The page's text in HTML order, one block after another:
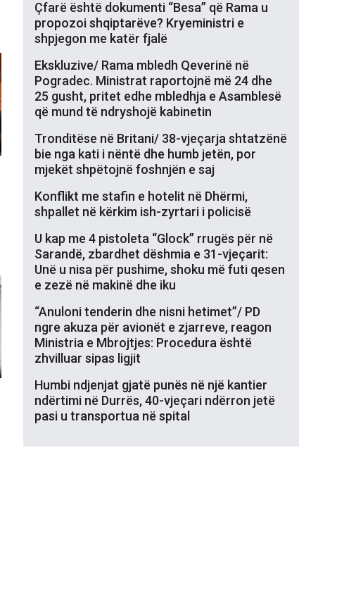
Çfarë është dokumenti “Besa” që Rama u
propozoi shqiptarëve? Kryeministri e
shpjegon me katër fjalë
Ekskluzive/ Rama mbledh Qeverinë në
Pogradec. Ministrat raportojnë më 24 dhe
25 gusht, pritet edhe mbledhja e Asamblesë
që mund të ndryshojë kabinetin
Tronditëse në Britani/ 38-vjeçarja shtatzënë
bie nga kati i nëntë dhe humb jetën, por
mjekët shpëtojnë foshnjën e saj
Konflikt me stafin e hotelit në Dhërmi,
shpallet në kërkim ish-zyrtari i policisë
U kap me 4 pistoleta “Glock” rrugës për në
Sarandë, zbardhet dëshmia e 31-vjeçarit:
Unë u nisa për pushime, shoku më futi qesen
e zezë në makinë dhe iku
“Anuloni tenderin dhe nisni hetimet”/ PD
ngre akuza për avionët e zjarreve, reagon
Ministria e Mbrojtjes: Procedura është
zhvilluar sipas ligjit
Humbi ndjenjat gjatë punës në një kantier
ndërtimi në Durrës, 40-vjeçari ndërron jetë
pasi u transportua në spital